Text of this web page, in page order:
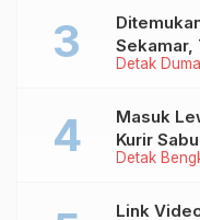
Detak
Sekamar,
Puluhan
Detak
Masuk
Kurir
Link